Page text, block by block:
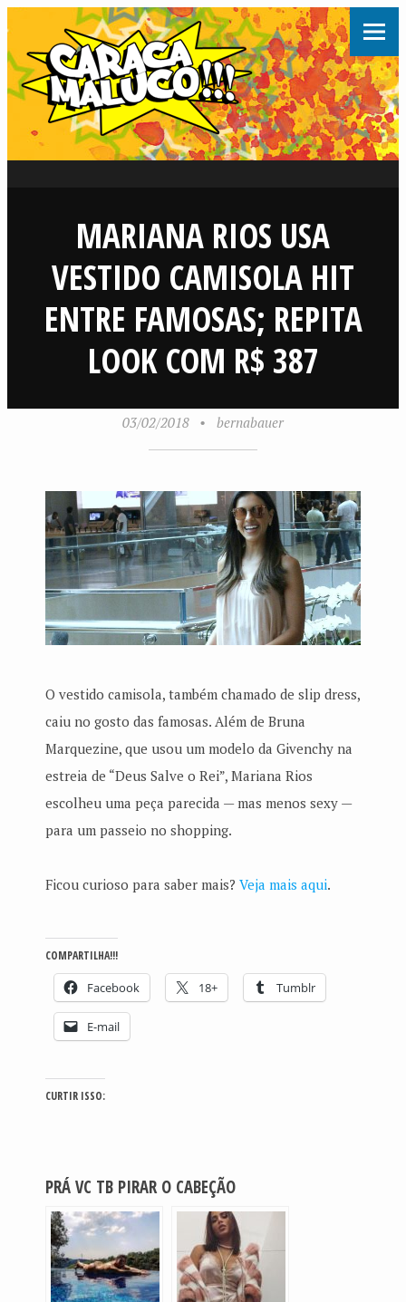
MARIANA RIOS USA
VESTIDO CAMISOLA HIT
ENTRE FAMOSAS; REPITA
LOOK COM R$ 387
03/02/2018 • bernabauer
O vestido camisola, também chamado de slip dress,
caiu no gosto das famosas. Além de Bruna
Marquezine, que usou um modelo da Givenchy na
estreia de “Deus Salve o Rei”, Mariana Rios
escolheu uma peça parecida — mas menos sexy —
para um passeio no shopping.
Ficou curioso para saber mais? Veja mais aqui.
COMPARTILHA!!!
Facebook 18+ Tumblr
E-mail
CURTIR ISSO:
PRÁ VC TB PIRAR O CABEÇÃO